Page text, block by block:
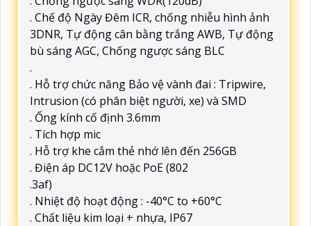
. Chế độ Ngày Đêm ICR, chống nhiễu hình ảnh
3DNR, Tự động cân bằng trắng AWB, Tự động
bù sáng AGC, Chống ngược sáng BLC
.
. Hỗ trợ chức năng Bảo vệ vành đai : Tripwire,
Intrusion (có phân biệt người, xe) và SMD
. Ống kính cố định 3.6mm
. Tích hợp mic
. Hỗ trợ khe cắm thẻ nhớ lên đến 256GB
. Điện áp DC12V hoặc PoE (802
.3af)
. Nhiệt độ hoạt động : -40°C to +60°C
. Chất liệu kim loại + nhựa, IP67